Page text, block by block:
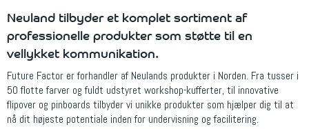
Neuland tilbyder et komplet sortiment af
professionelle produkter som støtte til en
vellykket kommunikation.
Future Factor er forhandler af Neulands produkter i Norden. Fra tusser i
50 flotte farver og fuldt udstyret workshop-kufferter, til innovative
flipover og pinboards tilbyder vi unikke produkter som hjælper dig til at
nå dit højeste potentiale inden for undervisning og facilitering.